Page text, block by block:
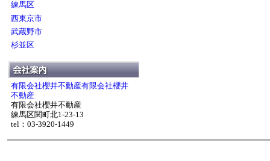
練馬区
西東京市
武蔵野市
杉並区
有限会社櫻井不動産有限会社櫻井
不動産
有限会社櫻井不動産
練馬区関町北1-23-13
tel：03-3920-1449